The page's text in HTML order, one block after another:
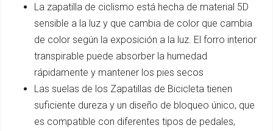
La zapatilla de ciclismo está hecha de material 5D
sensible a la luz y que cambia de color que cambia
de color según la exposición a la luz. El forro interior
transpirable puede absorber la humedad
rápidamente y mantener los pies secos
Las suelas de los Zapatillas de Bicicleta tienen
suficiente dureza y un diseño de bloqueo único, que
es compatible con diferentes tipos de pedales,